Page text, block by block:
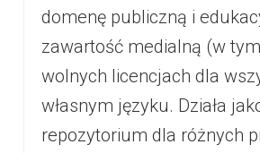
domenę publiczną i
zawartość medialną (w
wolnych licencjach dla
własnym języku. Działa
repozytorium dla różnych